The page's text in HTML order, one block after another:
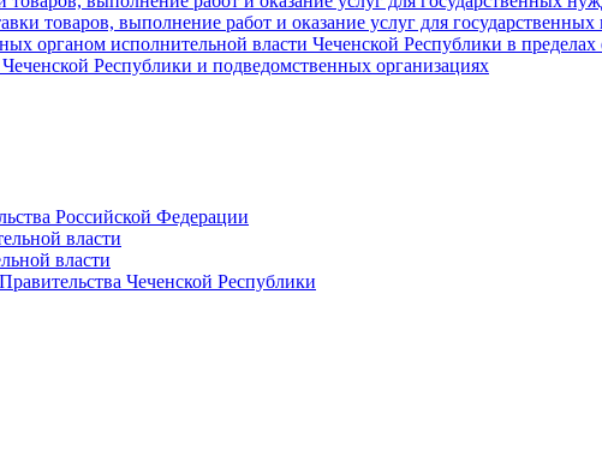
товаров, выполнение работ и оказание услуг для
органом исполнительной власти Чеченской Республики в пределах
Республики и подведомственных организациях
Российской Федерации
власти
власти
Чеченской Республики